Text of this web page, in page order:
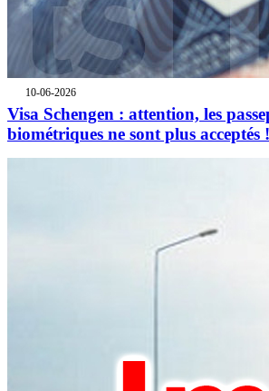
10-06-2026
Visa Schengen : attention, les
biométriques ne sont plus acceptés !